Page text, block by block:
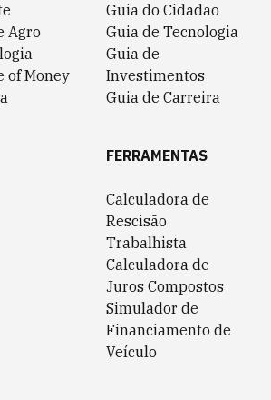
Agro
of Money
Guia do Cidadão
Guia de Tecnologia
Guia de
Investimentos
Guia de Carreira
FERRAMENTAS
Calculadora de
Rescisão
Trabalhista
Calculadora de
Juros Compostos
Simulador de
Financiamento de
Veículo